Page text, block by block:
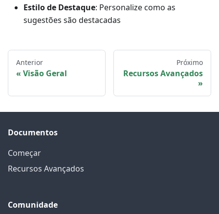
Estilo de Destaque: Personalize como as
sugestões são destacadas
Anterior
Visão Geral
Próximo
Recursos Avançados
Documentos
Começar
Recursos Avançados
Comunidade